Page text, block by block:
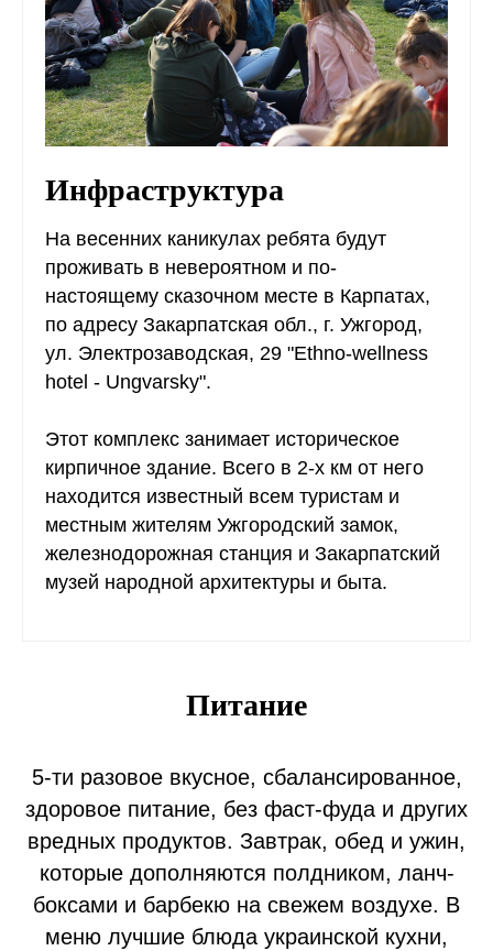
Инфраструктура
На весенних каникулах ребята будут
проживать в невероятном и по-
настоящему сказочном месте в Карпатах,
по адресу Закарпатская обл., г. Ужгород,
ул. Электрозаводская, 29 "Ethno-wellness
hotel - Ungvarsky".
Этот комплекс занимает историческое
кирпичное здание. Всего в 2-х км от него
находится известный всем туристам и
местным жителям Ужгородский замок,
железнодорожная станция и Закарпатский
музей народной архитектуры и быта.
Питание
5-ти разовое вкусное, сбалансированное,
здоровое питание, без фаст-фуда и других
вредных продуктов. Завтрак, обед и ужин,
которые дополняются полдником, ланч-
боксами и барбекю на свежем воздухе. В
меню лучшие блюда украинской кухни,